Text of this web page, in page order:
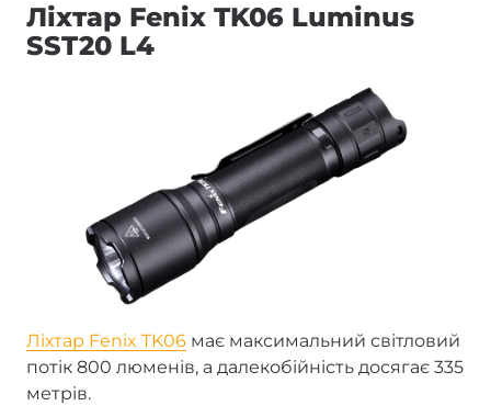
Ліхтар Fenix TK06 Luminus
SST20 L4
Ліхтар Fenix TK06 має максимальний світловий
потік 800 люменів, а далекобійність досягає 335
метрів.